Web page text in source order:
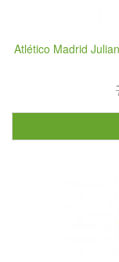
Atlético Madrid